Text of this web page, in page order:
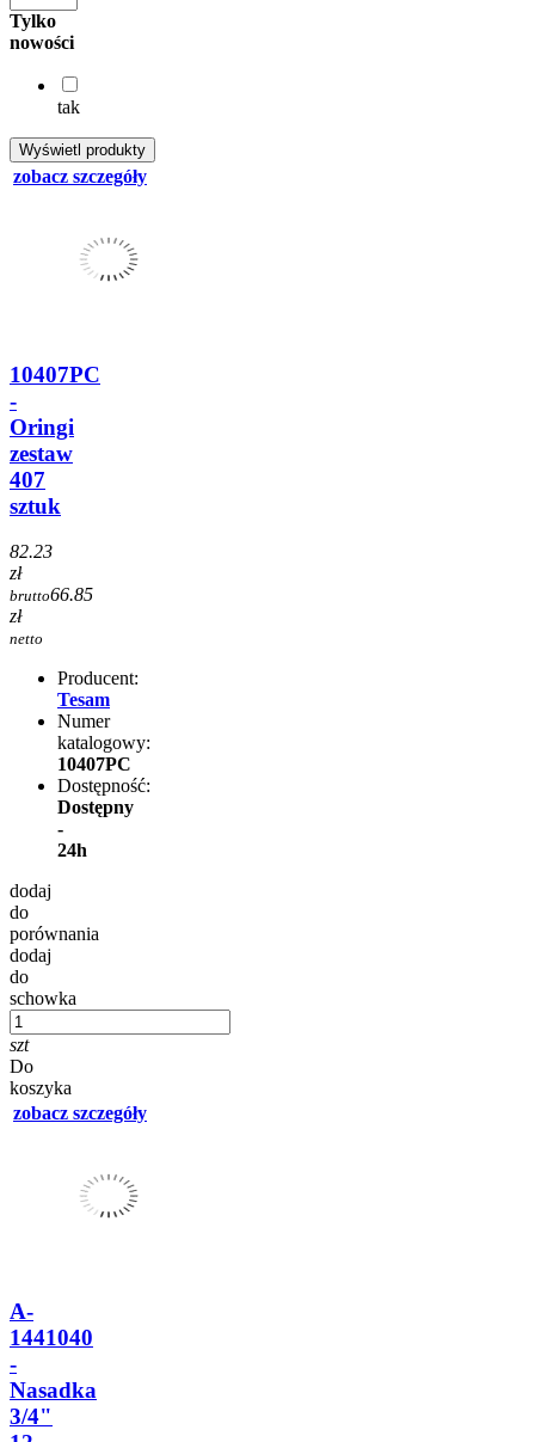
Tylko
nowości
tak
zobacz szczegóły
10407PC
-
Oringi
zestaw
407
sztuk
82.23
zł
brutto66.85
zł
netto
Producent:
Tesam
Numer
katalogowy:
10407PC
Dostępność:
Dostępny
-
24h
dodaj
do
porównania
dodaj
do
schowka
szt
Do
koszyka
zobacz szczegóły
A-
1441040
-
Nasadka
3/4"